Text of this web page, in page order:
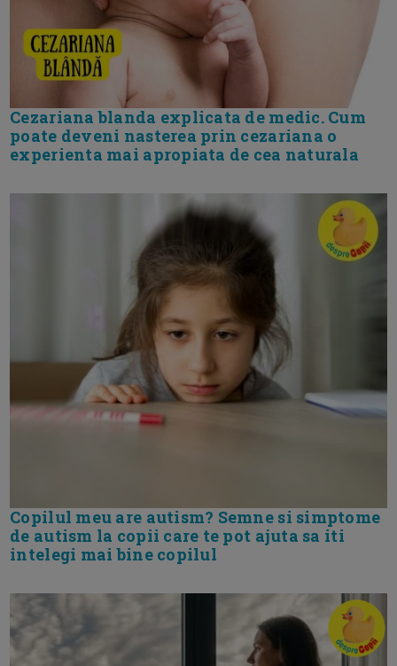
Cezariana blanda explicata de medic. Cum
poate deveni nasterea prin cezariana o
experienta mai apropiata de cea naturala
Copilul meu are autism? Semne si simptome
de autism la copii care te pot ajuta sa iti
intelegi mai bine copilul